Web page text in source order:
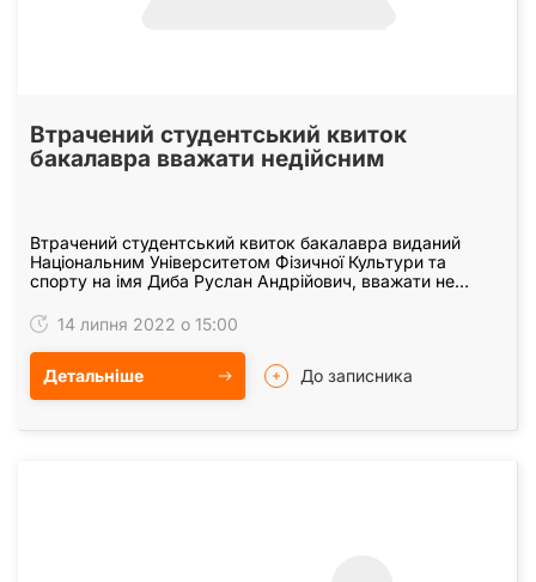
Втрачений студентський квиток
бакалавра вважати недійсним
Втрачений студентський квиток бакалавра виданий
Національним Університетом Фізичної Культури та
спорту на імя Диба Руслан Андрійович, вважати не
14 липня 2022 о 15:00
Детальніше До записника